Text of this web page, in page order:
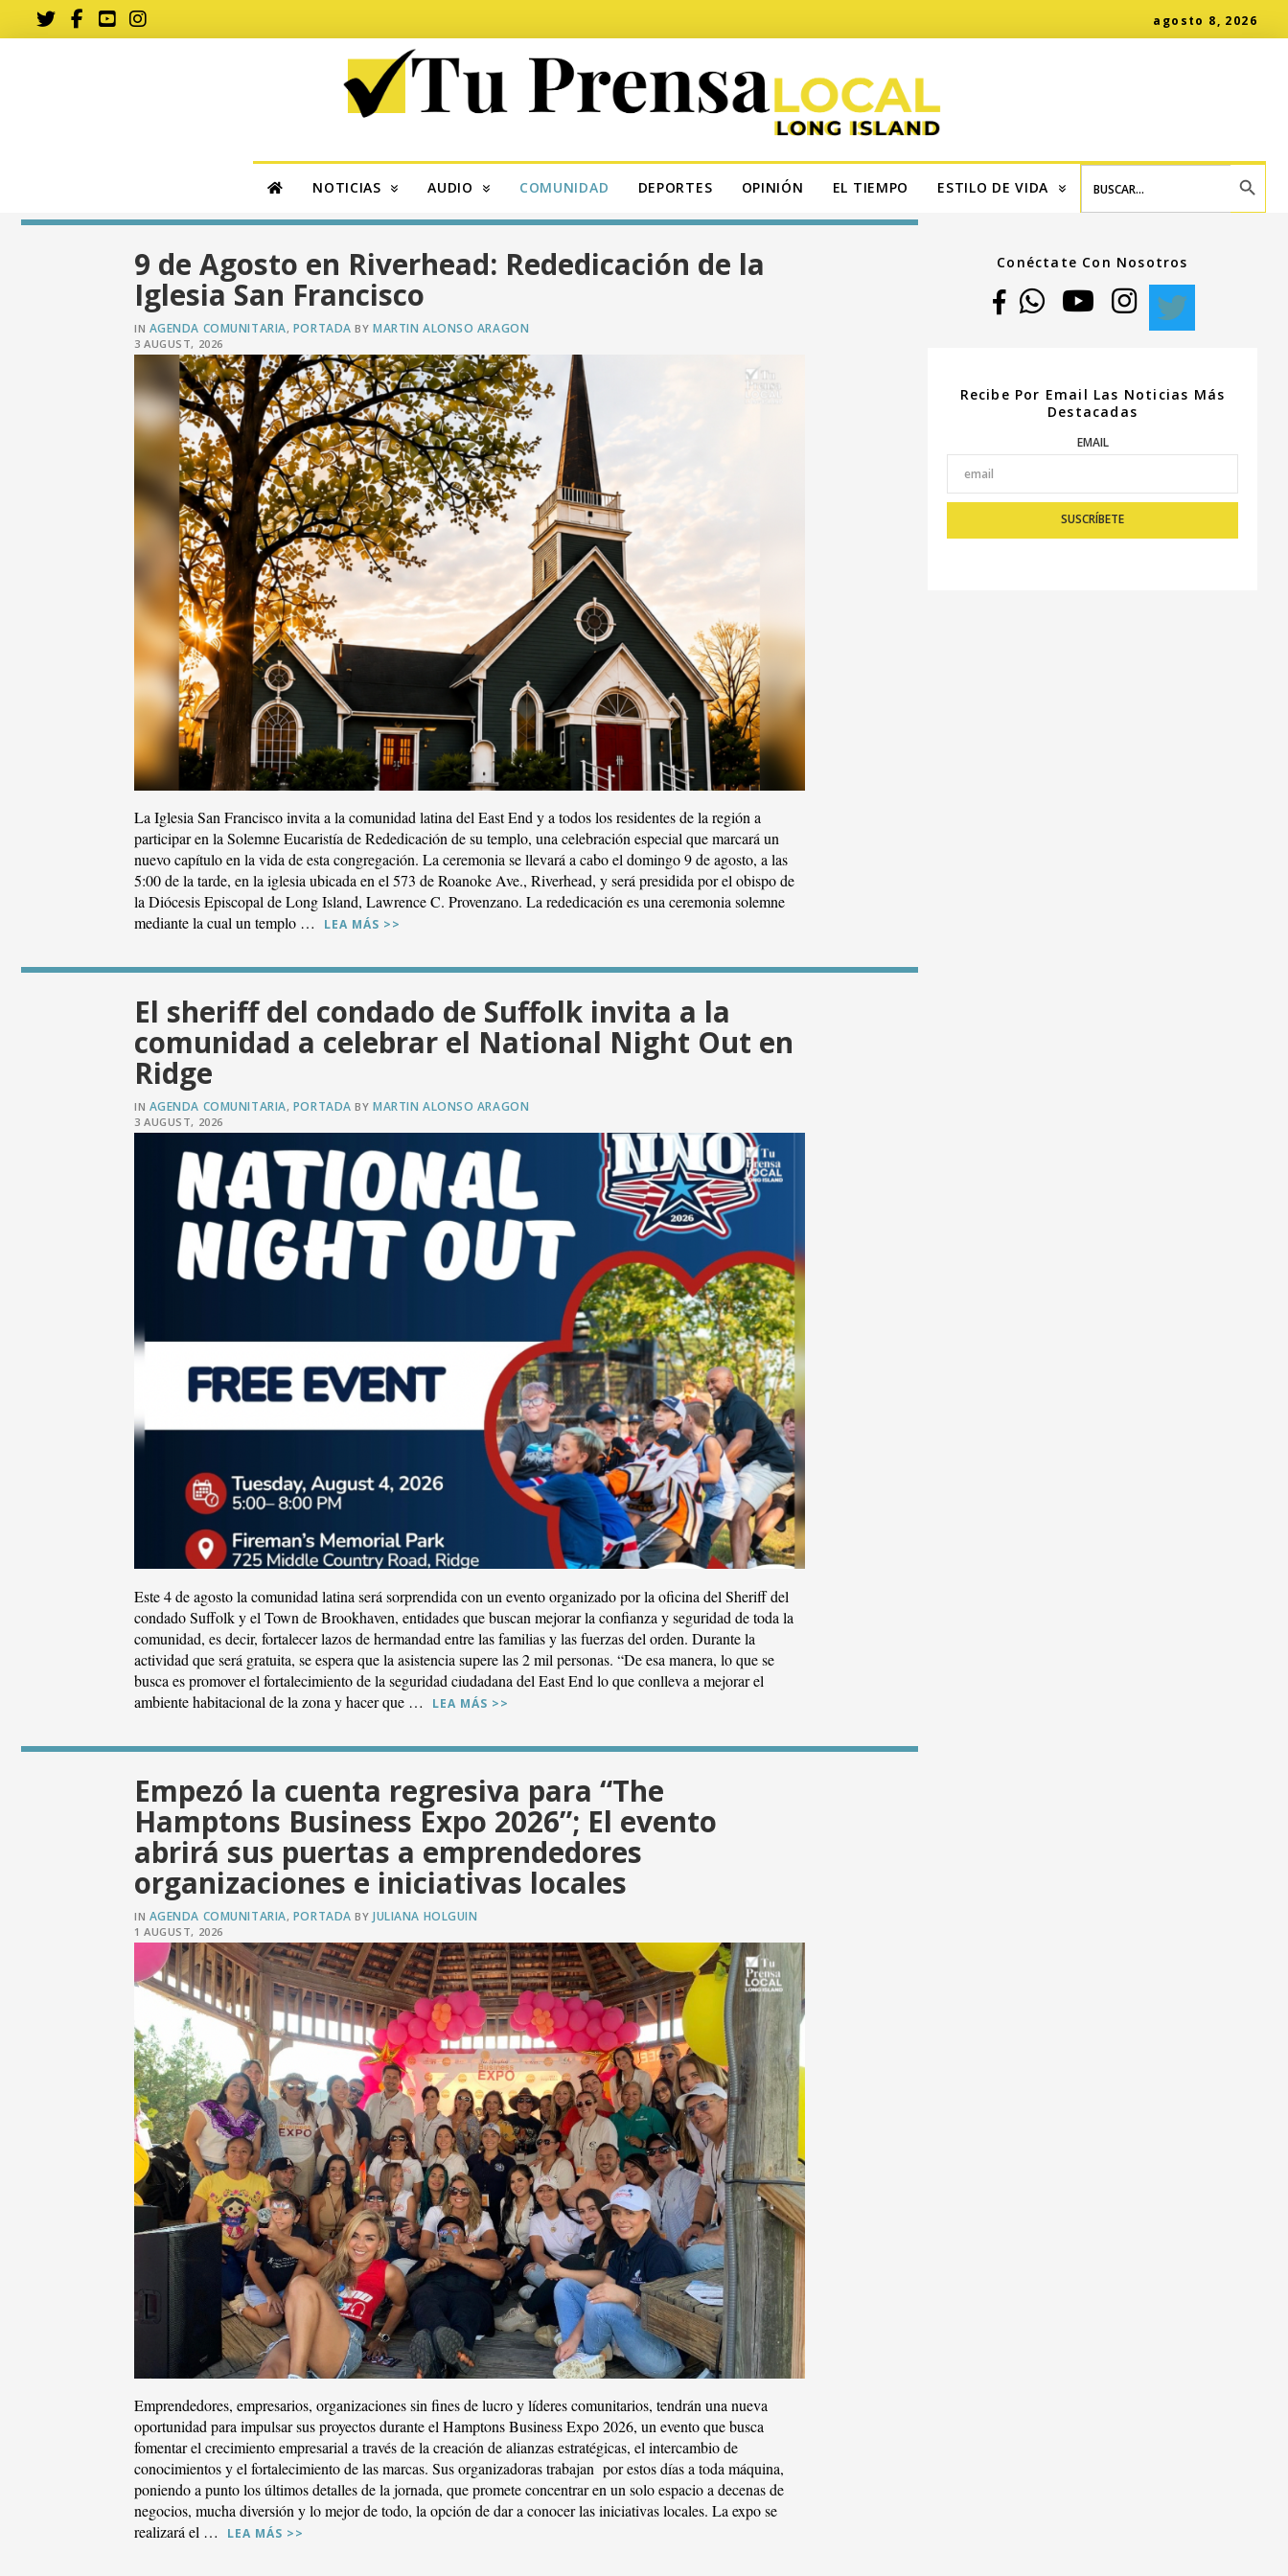
agosto 8, 2026
NOTICIAS AUDIO COMUNIDAD DEPORTES OPINIÓN EL TIEMPO ESTILO DE VIDA
Search
for:
SEARCH
9 de Agosto en Riverhead: Rededicación de la
Iglesia San Francisco
IN AGENDA COMUNITARIA, PORTADA BYMARTIN ALONSO ARAGON
3 AUGUST, 2026
VER PUBLICACIÓN
La Iglesia San Francisco invita a la comunidad latina del East End y a todos los residentes de la región a
participar en la Solemne Eucaristía de Rededicación de su templo, una celebración especial que marcará un
nuevo capítulo en la vida de esta congregación. La ceremonia se llevará a cabo el domingo 9 de agosto, a las
5:00 de la tarde, en la iglesia ubicada en el 573 de Roanoke Ave., Riverhead, y será presidida por el obispo de
la Diócesis Episcopal de Long Island, Lawrence C. Provenzano. La rededicación es una ceremonia solemne
mediante la cual un templo …
LEA MÁS >>
El sheriff del condado de Suffolk invita a la
comunidad a celebrar el National Night Out en
Ridge
IN AGENDA COMUNITARIA, PORTADA BYMARTIN ALONSO ARAGON
3 AUGUST, 2026
VER PUBLICACIÓN
Este 4 de agosto la comunidad latina será sorprendida con un evento organizado por la oficina del Sheriff del
condado Suffolk y el Town de Brookhaven, entidades que buscan mejorar la confianza y seguridad de toda la
comunidad, es decir, fortalecer lazos de hermandad entre las familias y las fuerzas del orden. Durante la
actividad que será gratuita, se espera que la asistencia supere las 2 mil personas. “De esa manera, lo que se
busca es promover el fortalecimiento de la seguridad ciudadana del East End lo que conlleva a mejorar el
ambiente habitacional de la zona y hacer que …
LEA MÁS >>
Empezó la cuenta regresiva para “The
Hamptons Business Expo 2026”; El evento
abrirá sus puertas a emprendedores
organizaciones e iniciativas locales
IN AGENDA COMUNITARIA, PORTADA BYJULIANA HOLGUIN
1 AUGUST, 2026
Emprendedores, empresarios, organizaciones sin fines de lucro y líderes comunitarios, tendrán una nueva
oportunidad para impulsar sus proyectos durante el Hamptons Business Expo 2026, un evento que busca
fomentar el crecimiento empresarial a través de la creación de alianzas estratégicas, el intercambio de
conocimientos y el fortalecimiento de las marcas. Sus organizadoras trabajan por estos días a toda máquina,
poniendo a punto los últimos detalles de la jornada, que promete concentrar en un solo espacio a decenas de
negocios, mucha diversión y lo mejor de todo, la opción de dar a conocer las iniciativas locales. La expo se
realizará el …
LEA MÁS >>
Conéctate Con Nosotros
Recibe Por Email Las Noticias Más
Destacadas
EMAIL